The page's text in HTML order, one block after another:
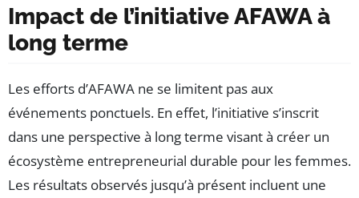
Impact de l’initiative AFAWA à
long terme
Les efforts d’AFAWA ne se limitent pas aux
événements ponctuels. En effet, l’initiative s’inscrit
dans une perspective à long terme visant à créer un
écosystème entrepreneurial durable pour les femmes.
Les résultats observés jusqu’à présent incluent une